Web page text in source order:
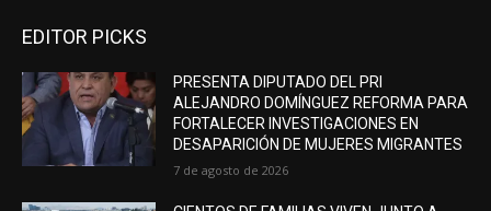
EDITOR PICKS
PRESENTA DIPUTADO DEL PRI
ALEJANDRO DOMÍNGUEZ REFORMA PARA
FORTALECER INVESTIGACIONES EN
DESAPARICIÓN DE MUJERES MIGRANTES
7 de agosto de 2026